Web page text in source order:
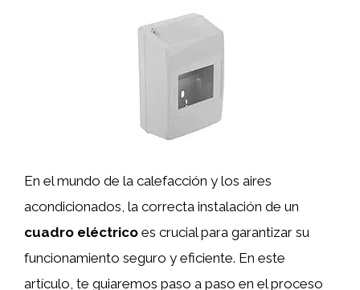
En el mundo de la calefacción y los aires
acondicionados, la correcta instalación de un
cuadro eléctrico es crucial para garantizar su
funcionamiento seguro y eficiente. En este
artículo, te guiaremos paso a paso en el proceso